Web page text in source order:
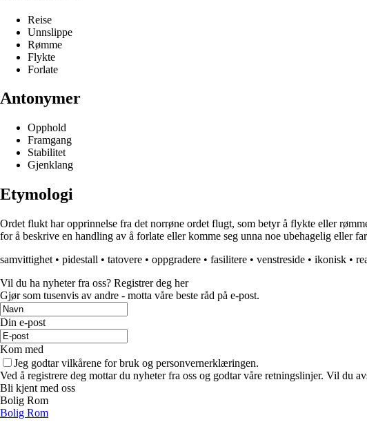
Reise
Unnslippe
Rømme
Flykte
Forlate
Antonymer
Opphold
Framgang
Stabilitet
Gjenklang
Etymologi
Ordet flukt har opprinnelse fra det norrøne ordet flugt, som betyr å flykte eller
for å beskrive en handling av å forlate eller komme seg unna noe ubehagelig eller
samvittighet • pidestall • tatovere • oppgradere • fasilitere • venstreside • ikonisk •
Vil du ha nyheter fra oss? Registrer deg her
Gjør som tusenvis av andre - motta våre beste råd på e-post.
Din e-post
Kom med
Jeg godtar vilkårene for bruk og personvernerklæringen.
Ved å registrere deg mottar du nyheter fra oss og godtar våre retningslinjer. Vil du
Bli kjent med oss
Bolig Rom
Bolig Rom